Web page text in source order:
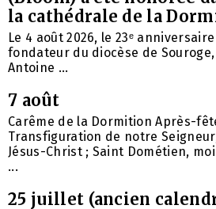
la cathédrale de la
Le 4 août 2026, le 23ᵉ
fondateur du diocèse de
Antoine ...
7 août
Carême de la Dormition Après-
Transfiguration de notre
Jésus-Christ ; Saint Dométien,
...
25 juillet (ancien